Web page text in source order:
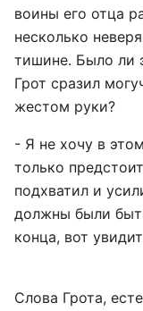
воины его отца
несколько
тишине. Было ли
Грот сразил
жестом руки?
- Я не хочу в
только
подхватил и
должны были
конца, вот
Слова Грота,